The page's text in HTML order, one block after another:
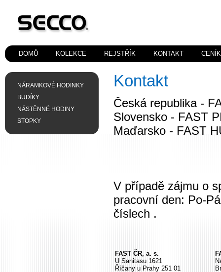
DOMŮ KOLEKCE REJSTŘÍK KONTAKT
NÁRAMKOVÉ HODINKY
BUDÍKY
NÁSTĚNNÉ HODINY
STOPKY
Kontakt
Česká republika -
Slovensko - FAST
Maďarsko - FAST
V případě zájmu o
pracovní den: Po-
číslech .
FAST ČR, a. s.
U Sanitasu 1621
Říčany u Prahy 251 01